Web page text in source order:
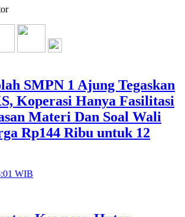
SMPN 1 Ajung Tegaskan
Koperasi Hanya Fasilitasi
Materi Dan Soal Wali
Rp144 Ribu untuk 12
WIB